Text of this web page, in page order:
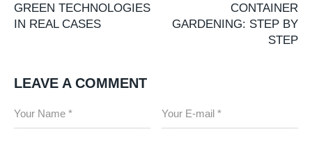
GREEN TECHNOLOGIES
IN REAL CASES
CONTAINER
GARDENING: STEP BY
STEP
LEAVE A COMMENT